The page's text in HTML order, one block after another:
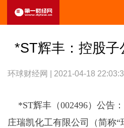
*ST辉丰：控股子
环球财经网 | 2021-04-18
*ST辉丰（002496）公告
庄瑞凯化工有限公司（简称